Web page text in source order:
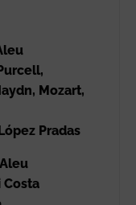
Mozart,
Pradas
Costa